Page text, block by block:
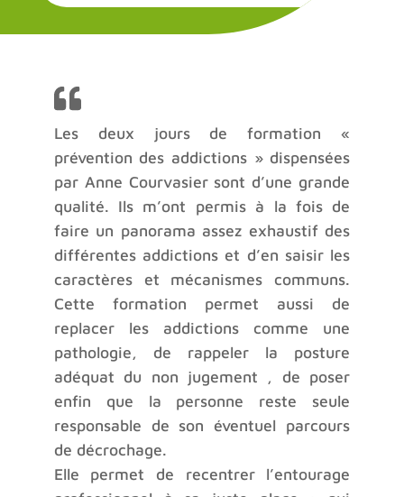
Les deux jours de formation «
prévention des addictions » dispensées
par Anne Courvasier sont d’une grande
qualité. Ils m’ont permis à la fois de
faire un panorama assez exhaustif des
différentes addictions et d’en saisir les
caractères et mécanismes communs.
Cette formation permet aussi de
replacer les addictions comme une
pathologie, de rappeler la posture
adéquat du non jugement , de poser
enfin que la personne reste seule
responsable de son éventuel parcours
de décrochage.
Elle permet de recentrer l’entourage